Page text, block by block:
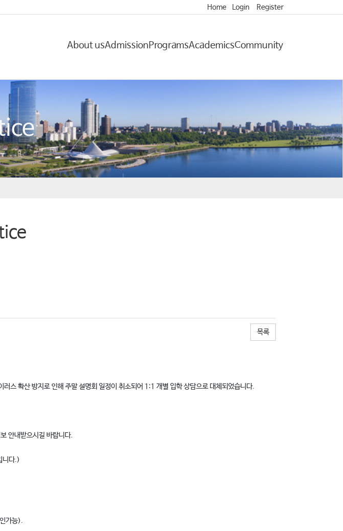
Home Login Register
About usAdmission ProgramsAcademicsCommunity
목록
스 확산 방지로 인해 주말 설명회 일정이 취소되어 1:1 개별 입학 상담으로 대체되었습니다.
안내받으시길 바랍니다.
니다.)
가능).